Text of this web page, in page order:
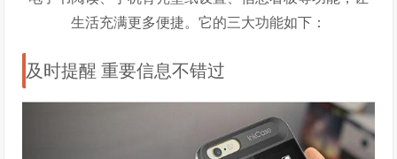
生活充满更多便捷。它的三大功能如下：
及时提醒 重要信息不错过